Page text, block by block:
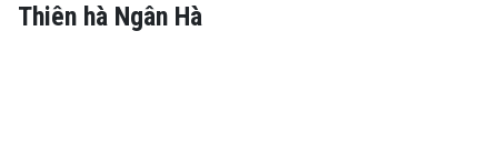
Thiên hà Ngân Hà